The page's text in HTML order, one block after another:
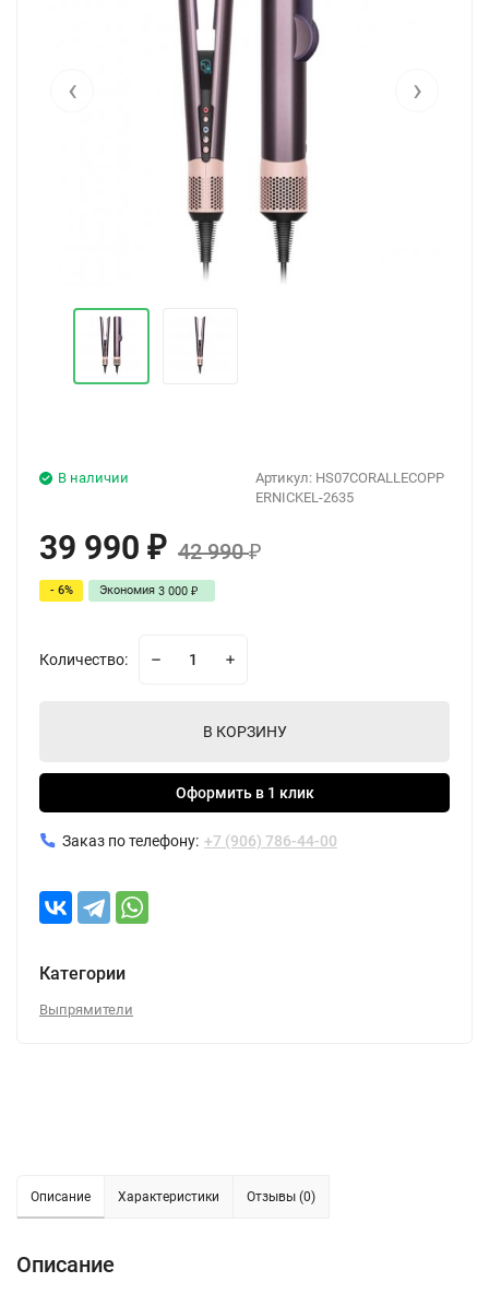
‹ ›
Артикул: HS07CORALLECOPP
ERNICKEL-2635
В наличии
39 990 ₽ 42 990₽
- 6% Экономия 3 000 ₽
Количество:
В КОРЗИНУ
Оформить в 1 клик
Заказ по телефону: +7 (906) 786-44-00
Категории
Выпрямители
Описание Характеристики Отзывы (0)
Описание